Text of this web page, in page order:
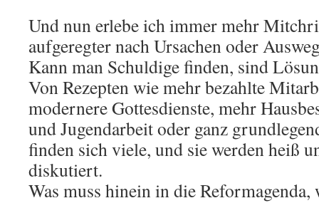
Und nun erlebe ich immer mehr
aufgeregter nach Ursachen oder
Kann man Schuldige finden, sind
Von Rezepten wie mehr bezahlte
modernere Gottesdienste, mehr
und Jugendarbeit oder ganz
finden sich viele, und sie werden heiß
diskutiert.
Was muss hinein in die Reformagenda,